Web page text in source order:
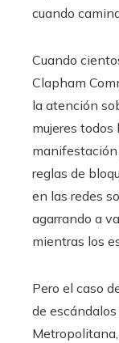
cuando
Cuando
Clapham
la atención
mujeres
manifestación
reglas de
en las redes
agarrando a
mientras los
Pero el caso
de